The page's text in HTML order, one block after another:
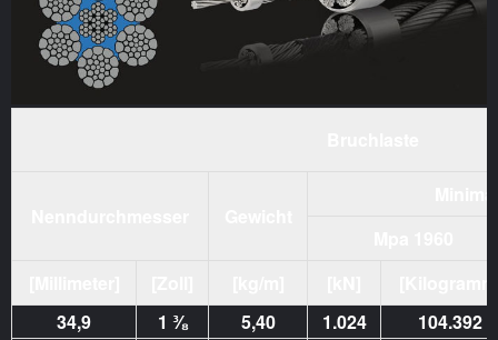
34,9
1 ⅜ 5,40 1.024
104.392